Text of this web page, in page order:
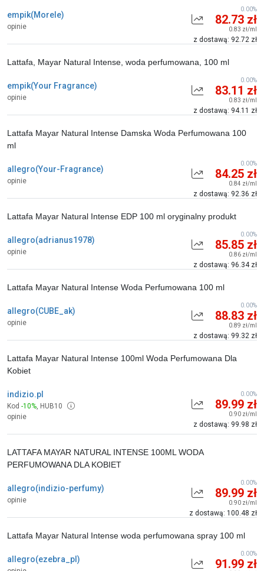
empik(Morele)
opinie 82.73 zł
0.83 zł/ml
z dostawą: 92.72 zł
0.00%
empik(Your Fragrance)
opinie
Lattafa, Mayar Natural Intense, woda perfumowana, 100 ml
83.11 zł
0.83 zł/ml
z dostawą: 94.11 zł
0.00%
allegro(Your-Fragrance)
opinie
Lattafa Mayar Natural Intense Damska Woda Perfumowana 100
ml
84.25 zł
0.84 zł/ml
z dostawą: 92.36 zł
0.00%
allegro(adrianus1978)
opinie
Lattafa Mayar Natural Intense EDP 100 ml oryginalny produkt
85.85 zł
0.86 zł/ml
z dostawą: 96.34 zł
0.00%
allegro(CUBE_ak)
opinie
Lattafa Mayar Natural Intense Woda Perfumowana 100 ml
88.83 zł
0.89 zł/ml
z dostawą: 99.32 zł
0.00%
indizio.pl
Kod -10%, HUB10
opinie
Lattafa Mayar Natural Intense 100ml Woda Perfumowana Dla
Kobiet
89.99 zł
0.90 zł/ml
z dostawą: 99.98 zł
0.00%
allegro(indizio-perfumy)
opinie
LATTAFA MAYAR NATURAL INTENSE 100ML WODA
PERFUMOWANA DLA KOBIET
89.99 zł
0.90 zł/ml
z dostawą: 100.48 zł
0.00%
allegro(ezebra_pl)
Lattafa Mayar Natural Intense woda perfumowana spray 100 ml
91.99 zł
0.00%